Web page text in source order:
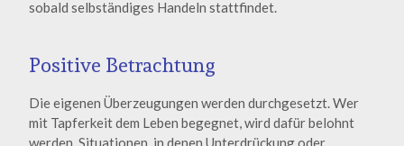
sobald selbständiges Handeln stattfindet.
Positive Betrachtung
Die eigenen Überzeugungen werden durchgesetzt. Wer
mit Tapferkeit dem Leben begegnet, wird dafür belohnt
werden. Situationen, in denen Unterdrückung oder